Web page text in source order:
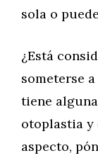
sola o
¿Está
someterse
tiene
otoplastia y
aspecto,